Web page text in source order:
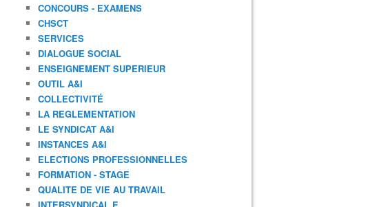
CONCOURS - EXAMENS
CHSCT
SERVICES
DIALOGUE SOCIAL
ENSEIGNEMENT SUPERIEUR
OUTIL A&I
COLLECTIVITÉ
LA REGLEMENTATION
LE SYNDICAT A&I
INSTANCES A&I
ELECTIONS PROFESSIONNELLES
FORMATION - STAGE
QUALITE DE VIE AU TRAVAIL